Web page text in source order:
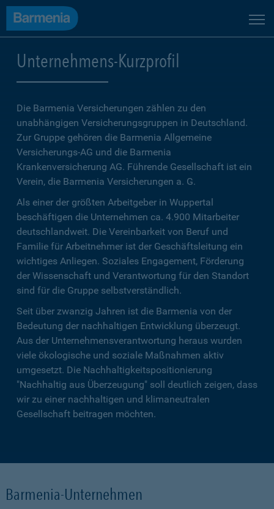
Unternehmens-Kurzprofil
Die Barmenia Versicherungen zählen zu den
unabhängigen Versicherungsgruppen in Deutschland.
Zur Gruppe gehören die Barmenia Allgemeine
Versicherungs-AG und die Barmenia
Krankenversicherung AG. Führende Gesellschaft ist ein
Verein, die Barmenia Versicherungen a. G.
Als einer der größten Arbeitgeber in Wuppertal
beschäftigen die Unternehmen ca. 4.900 Mitarbeiter
deutschlandweit. Die Vereinbarkeit von Beruf und
Familie für Arbeitnehmer ist der Geschäftsleitung ein
wichtiges Anliegen. Soziales Engagement, Förderung
der Wissenschaft und Verantwortung für den Standort
sind für die Gruppe selbstverständlich.
Seit über zwanzig Jahren ist die Barmenia von der
Bedeutung der nachhaltigen Entwicklung überzeugt.
Aus der Unternehmensverantwortung heraus wurden
viele ökologische und soziale Maßnahmen aktiv
umgesetzt. Die Nachhaltigkeitspositionierung
"Nachhaltig aus Überzeugung" soll deutlich zeigen, dass
wir zu einer nachhaltigen und klimaneutralen
Gesellschaft beitragen möchten.
Barmenia-Unternehmen